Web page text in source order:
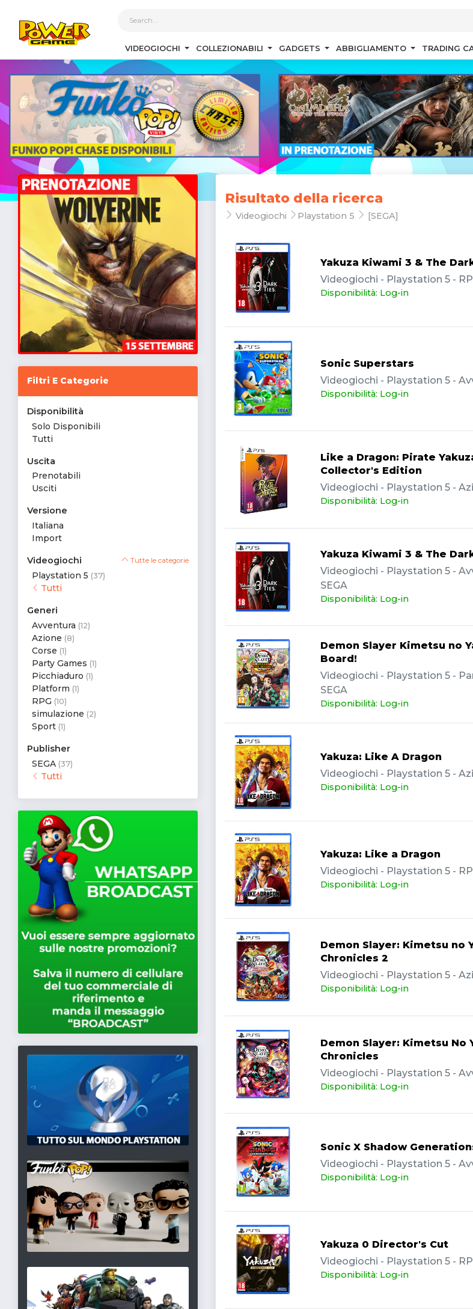
VIDEOGIOCHI COLLEZIONABILI GADGETS ABBIGLIAMENTO TRADING
Filtri E Categorie
Disponibilità
Solo Disponibili
Tutti
Uscita
Prenotabili
Usciti
Versione
Italiana
Import
Videogiochi Tutte le categorie
Playstation 5 (37)
Tutti
Generi
Avventura (12)
Azione (8)
Corse (1)
Party Games (1)
Picchiaduro (1)
Platform (1)
RPG (10)
simulazione (2)
Sport (1)
Publisher
SEGA (37)
Tutti
Risultato della ricerca
Videogiochi Playstation 5 [SEGA]
Yakuza Kiwami 3 & The
Videogiochi - Playstation 5 -
Disponibilità: Log-in
Sonic Superstars
Videogiochi - Playstation 5 -
Disponibilità: Log-in
Like a Dragon: Pirate
Collector's Edition
Videogiochi - Playstation 5 -
Disponibilità: Log-in
Yakuza Kiwami 3 & The
Videogiochi - Playstation 5 -
SEGA
Disponibilità: Log-in
Demon Slayer Kimetsu no
Board!
Videogiochi - Playstation 5 -
SEGA
Disponibilità: Log-in
Yakuza: Like A Dragon
Videogiochi - Playstation 5 -
Disponibilità: Log-in
Yakuza: Like a Dragon
Videogiochi - Playstation 5 -
Disponibilità: Log-in
Demon Slayer: Kimetsu no
Chronicles 2
Videogiochi - Playstation 5 -
Disponibilità: Log-in
Demon Slayer: Kimetsu No
Chronicles
Videogiochi - Playstation 5 -
Disponibilità: Log-in
Sonic X Shadow
Videogiochi - Playstation 5 -
Disponibilità: Log-in
Yakuza 0 Director's Cut
Videogiochi - Playstation 5 -
Disponibilità: Log-in